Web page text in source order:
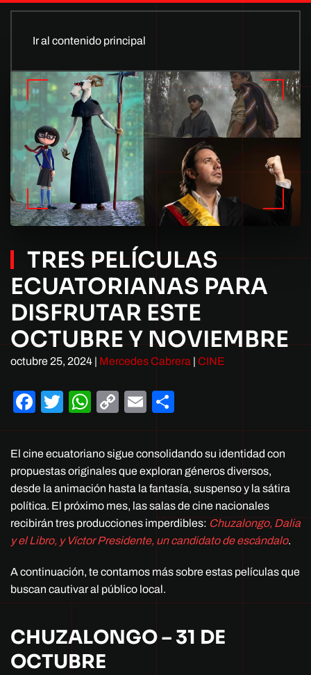
Ir al contenido principal
TRES PELÍCULAS
ECUATORIANAS PARA
DISFRUTAR ESTE
OCTUBRE Y NOVIEMBRE
octubre 25, 2024 | Mercedes Cabrera | CINE
Facebook
TwitterWhatsApp
Copy
Link
Email
El cine ecuatoriano sigue consolidando su identidad con
propuestas originales que exploran géneros diversos,
desde la animación hasta la fantasía, suspenso y la sátira
política. El próximo mes, las salas de cine nacionales
recibirán tres producciones imperdibles: Chuzalongo, Dalia
y el Libro, y Víctor Presidente, un candidato de escándalo.
A continuación, te contamos más sobre estas películas que
buscan cautivar al público local.
CHUZALONGO – 31 DE
OCTUBRE